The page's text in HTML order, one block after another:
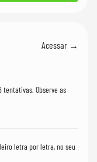
Acessar →
tentativas. Observe as
letra por letra, no seu